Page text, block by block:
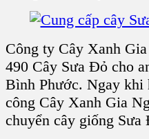
Công ty Cây Xanh
490 Cây Sưa Đỏ cho
Bình Phước. Ngay khi
công Cây Xanh Gia
chuyển cây giống Sưa